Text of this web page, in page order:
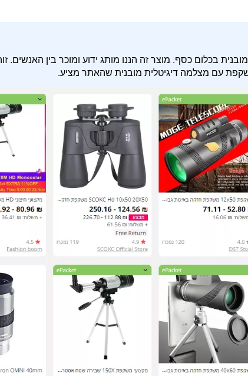
בכלום כסף. מוצר זה הננו מותג ידוע ומוכר בין האנשים.
עם מצלמה דיגיטלית מובנית שהאתר מציע.